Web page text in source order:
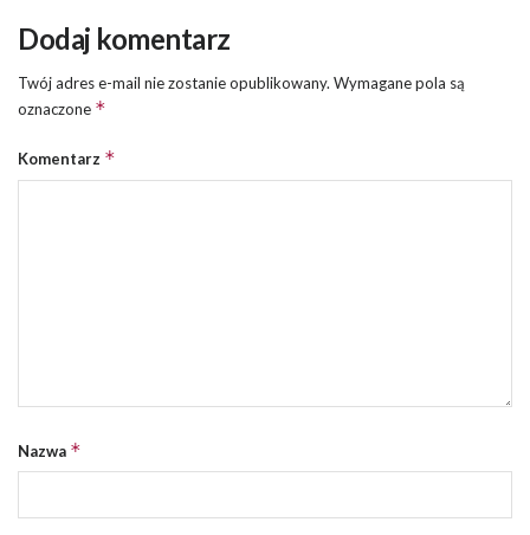
Dodaj komentarz
Twój adres e-mail nie zostanie opublikowany. Wymagane pola są
oznaczone *
Komentarz *
Nazwa *